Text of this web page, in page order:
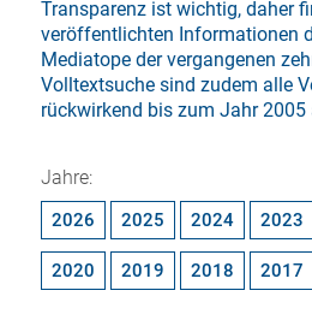
Transparenz ist wichtig, daher
veröffentlichten Informationen
Mediatope der vergangenen
Volltextsuchesind zudem alle
rückwirkend bis zum Jahr 2005
Jahre:
2026 2025 2024 2023
2020 2019 2018 2017